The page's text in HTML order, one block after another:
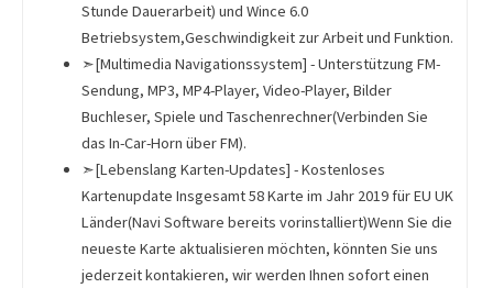
Stunde Dauerarbeit) und Wince 6.0
Betriebsystem,Geschwindigkeit zur Arbeit und Funktion.
➣[Multimedia Navigationssystem] - Unterstützung FM-
Sendung, MP3, MP4-Player, Video-Player, Bilder
Buchleser, Spiele und Taschenrechner(Verbinden Sie
das In-Car-Horn über FM).
➣[Lebenslang Karten-Updates] - Kostenloses
Kartenupdate Insgesamt 58 Karte im Jahr 2019 für EU UK
Länder(Navi Software bereits vorinstalliert)Wenn Sie die
neueste Karte aktualisieren möchten, könnten Sie uns
jederzeit kontakieren, wir werden Ihnen sofort einen